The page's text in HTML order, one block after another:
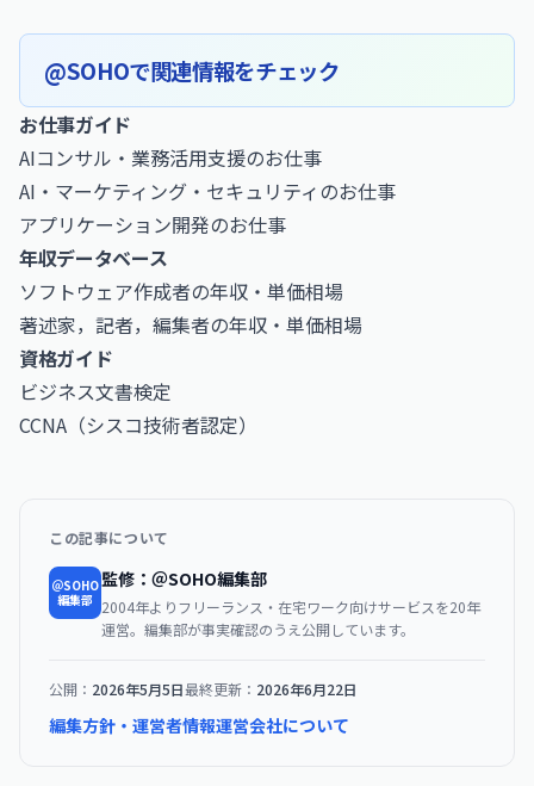
@SOHOで関連情報をチェック
お仕事ガイド
AIコンサル・業務活用支援のお仕事
AI・マーケティング・セキュリティのお仕事
アプリケーション開発のお仕事
年収データベース
ソフトウェア作成者の年収・単価相場
著述家，記者，編集者の年収・単価相場
資格ガイド
ビジネス文書検定
CCNA（シスコ技術者認定）
この記事について
＠SOHO
編集部
監修：＠SOHO編集部
2004年よりフリーランス・在宅ワーク向けサービスを20年
運営。編集部が事実確認のうえ公開しています。
公開： 2026年5月5日最終更新： 2026年6月22日
編集方針・運営者情報運営会社について